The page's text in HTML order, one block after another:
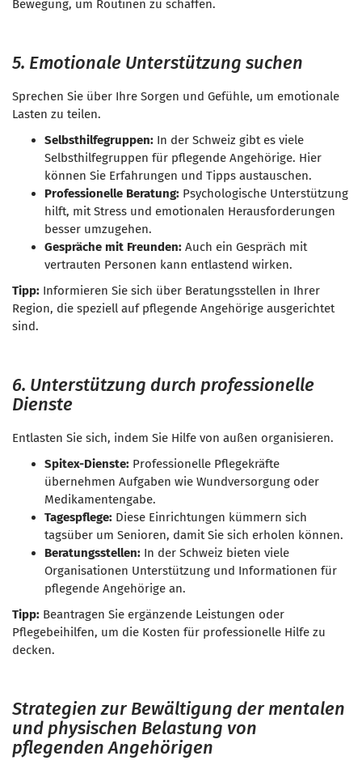
Bewegung, um Routinen zu schaffen.
5. Emotionale Unterstützung suchen
Sprechen Sie über Ihre Sorgen und Gefühle, um emotionale
Lasten zu teilen.
Selbsthilfegruppen: In der Schweiz gibt es viele
Selbsthilfegruppen für pflegende Angehörige. Hier
können Sie Erfahrungen und Tipps austauschen.
Professionelle Beratung: Psychologische Unterstützung
hilft, mit Stress und emotionalen Herausforderungen
besser umzugehen.
Gespräche mit Freunden: Auch ein Gespräch mit
vertrauten Personen kann entlastend wirken.
Tipp: Informieren Sie sich über Beratungsstellen in Ihrer
Region, die speziell auf pflegende Angehörige ausgerichtet
sind.
6. Unterstützung durch professionelle
Dienste
Entlasten Sie sich, indem Sie Hilfe von außen organisieren.
Spitex-Dienste: Professionelle Pflegekräfte
übernehmen Aufgaben wie Wundversorgung oder
Medikamentengabe.
Tagespflege: Diese Einrichtungen kümmern sich
tagsüber um Senioren, damit Sie sich erholen können.
Beratungsstellen: In der Schweiz bieten viele
Organisationen Unterstützung und Informationen für
pflegende Angehörige an.
Tipp: Beantragen Sie ergänzende Leistungen oder
Pflegebeihilfen, um die Kosten für professionelle Hilfe zu
decken.
Strategien zur Bewältigung der mentalen
und physischen Belastung von
pflegenden Angehörigen